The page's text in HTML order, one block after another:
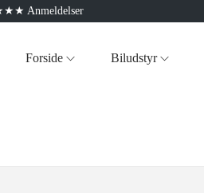
Anmeldelser
Forside Biludstyr